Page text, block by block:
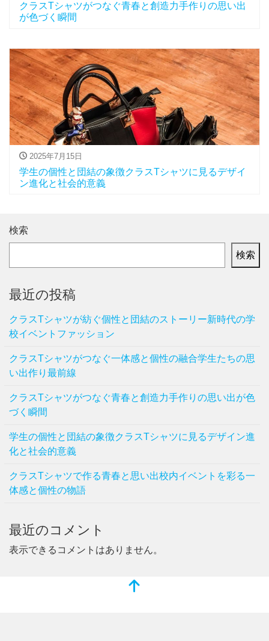
クラスTシャツがつなぐ青春と創造力手作りの思い出
が色づく瞬間
2025年7月15日
学生の個性と団結の象徴クラスTシャツに見るデザイ
ン進化と社会的意義
検索
検索
最近の投稿
クラスTシャツが紡ぐ個性と団結のストーリー新時代の学
校イベントファッション
クラスTシャツがつなぐ一体感と個性の融合学生たちの思
い出作り最前線
クラスTシャツがつなぐ青春と創造力手作りの思い出が色
づく瞬間
学生の個性と団結の象徴クラスTシャツに見るデザイン進
化と社会的意義
クラスTシャツで作る青春と思い出校内イベントを彩る一
体感と個性の物語
最近のコメント
表示できるコメントはありません。